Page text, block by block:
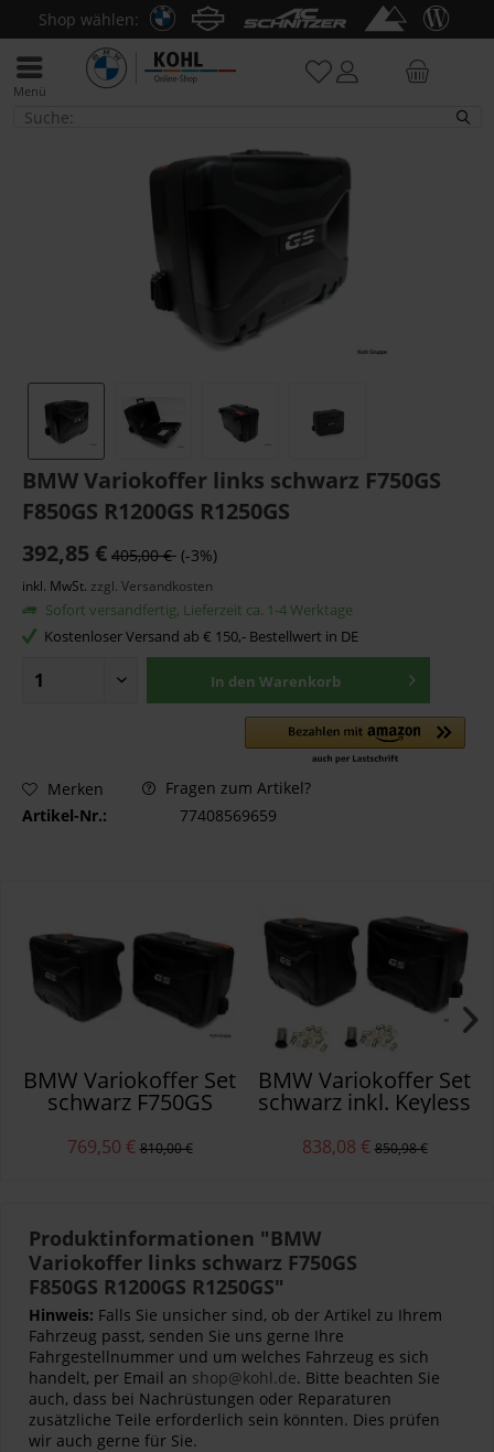
Shop wählen:
Menü
Transport & Gepäck
BMW Variokoffer links schwarz F750GS
F850GS R1200GS R1250GS
392,85 € 405,00 € (-3%)
inkl. MwSt. zzgl. Versandkosten
Sofort versandfertig, Lieferzeit ca. 1-4 Werktage
Kostenloser Versand ab € 150,- Bestellwert in DE
In den Warenkorb
Merken
Fragen zum Artikel?
Artikel-Nr.:
77408569659
BMW Variokoffer Set
schwarz F750GS
R1250GS
769,50 € 810,00 €
BMW Variokoffer Set
schwarz inkl. Keyless
F750GS F850GS
838,08 € 850,98 €
Produktinformationen "BMW
Variokoffer links schwarz F750GS
F850GS R1200GS R1250GS"
Hinweis: Falls Sie unsicher sind, ob der Artikel zu Ihrem
Fahrzeug passt, senden Sie uns gerne Ihre
Fahrgestellnummer und um welches Fahrzeug es sich
handelt, per Email an shop@kohl.de. Bitte beachten Sie
auch, dass bei Nachrüstungen oder Reparaturen
zusätzliche Teile erforderlich sein könnten. Dies prüfen
wir auch gerne für Sie.